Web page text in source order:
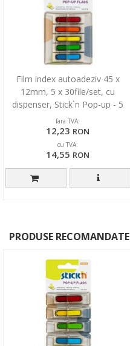
Film index autoadeziv 45 x
12mm, 5 x 30file/set, cu
dispenser, Stick`n Pop-up - 5
culori neon
fara TVA:
12,23 RON
cu TVA:
14,55 RON
PRODUSE RECOMANDATE